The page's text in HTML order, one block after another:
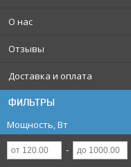
О нас
Отзывы
Доставка и оплата
ФИЛЬТРЫ
Мощность, Вт